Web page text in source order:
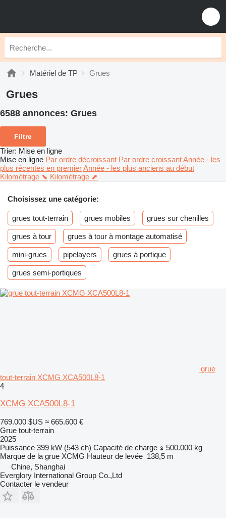
Matériel de TP Grues
Grues
6588 annonces: Grues
Filtre
Trier: Mise en ligne
Mise en ligne Par ordre décroissant Par ordre croissantAnnée - les
plus récentes en premierAnnée - les plus anciens au début
Kilométrage ⬊ Kilométrage ⬈
Choisissez une catégorie:
grues tout-terrain grues mobiles grues sur chenilles
grues à tour grues à tour à montage automatisé
mini-grues pipelayers grues à portique
grues semi-portiques
grue
tout-terrain XCMG XCA500L8-1
4
XCMG XCA500L8-1
769.000 $US ≈ 665.600 €
Grue tout-terrain
2025
Puissance 399 kW (543 ch) Capacité de charge
500.000 kg
Marque de la grue XCMG Hauteur de levée 138,5 m
Chine, Shanghai
Everglory International Group Co.,Ltd
Contacter le vendeur